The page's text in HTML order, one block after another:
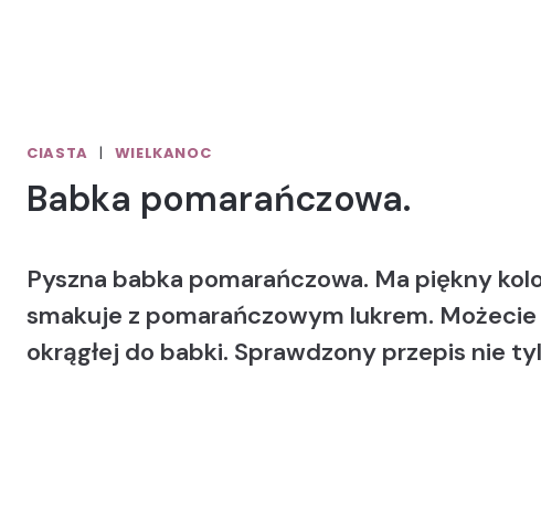
CIASTA | WIELKANOC
Babka pomarańczowa.
Pyszna babka pomarańczowa. Ma piękny
smakuje z pomarańczowym lukrem.
okrągłej do babki. Sprawdzony przepis nie